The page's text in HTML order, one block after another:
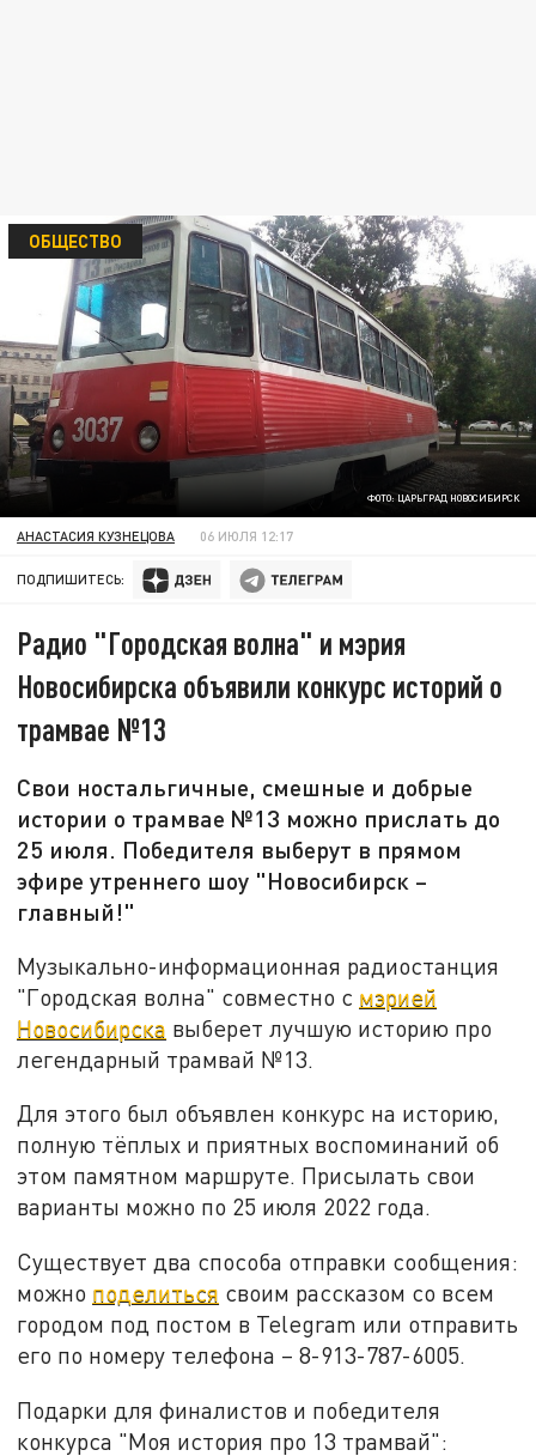
ФОТО: ЦАРЬГРАД НОВОСИБИРСК
ОБЩЕСТВО
АНАСТАСИЯ КУЗНЕЦОВА 06 ИЮЛЯ 12:17
ПОДПИШИТЕСЬ:
Радио "Городская волна" и мэрия
Новосибирска объявили конкурс историй о
трамвае №13
Свои ностальгичные, смешные и добрые
истории о трамвае №13 можно прислать до
25 июля. Победителя выберут в прямом
эфире утреннего шоу "Новосибирск –
главный!"
Музыкально-информационная радиостанция
"Городская волна" совместно с мэрией
Новосибирска выберет лучшую историю про
легендарный трамвай №13.
Для этого был объявлен конкурс на историю,
полную тёплых и приятных воспоминаний об
этом памятном маршруте. Присылать свои
варианты можно по 25 июля 2022 года.
Существует два способа отправки сообщения:
можно поделиться своим рассказом со всем
городом под постом в Telegram или отправить
его по номеру телефона – 8-913-787-6005.
Подарки для финалистов и победителя
конкурса "Моя история про 13 трамвай":